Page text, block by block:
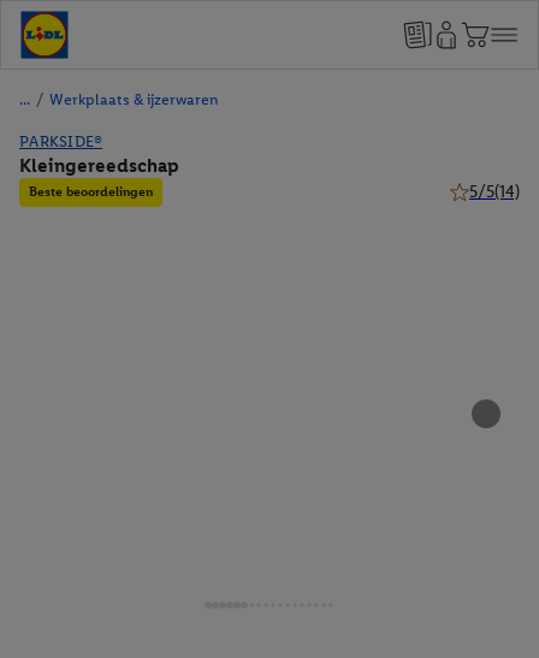
/ Werkplaats & ijzerwaren
PARKSIDE®
Kleingereedschap
Beste beoordelingen 5/5(14)